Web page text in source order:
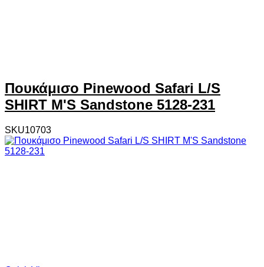
Πουκάμισο Pinewood Safari L/S
SHIRT M'S Sandstone 5128-231
SKU10703